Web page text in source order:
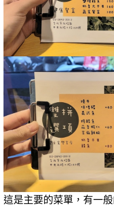
這是主要的菜單，有一